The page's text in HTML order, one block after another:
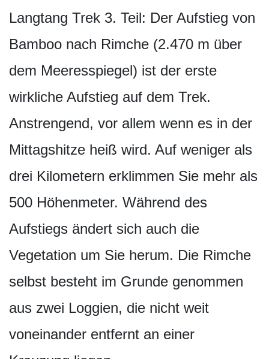
Langtang Trek 3. Teil: Der Aufstieg von
Bamboo nach Rimche (2.470 m über
dem Meeresspiegel) ist der erste
wirkliche Aufstieg auf dem Trek.
Anstrengend, vor allem wenn es in der
Mittagshitze heiß wird. Auf weniger als
drei Kilometern erklimmen Sie mehr als
500 Höhenmeter. Während des
Aufstiegs ändert sich auch die
Vegetation um Sie herum. Die Rimche
selbst besteht im Grunde genommen
aus zwei Loggien, die nicht weit
voneinander entfernt an einer